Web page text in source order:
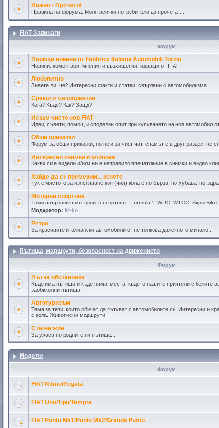
Важно - Прочети!
Правила на форума. Моля всички потребители да прочетат...
FIAT Завинаги
Форум
Парещи новини от Fabbrica Italiana Automobili Torino
Новини, коментари, мнения и възхищения, идващи от FIAT.
Любопитно
Знаете ли, че? Интересни факти и статии, свързани с автомобилизма.
Срещи и мероприятия
Кога? Къде? Как? Защо?
Искам чисто нов FIAT
Идеи, съвети, помощ и споделен опит при купуването на нов автомобил
Общи приказки
Форум за общи приказки, но не и за чист чат, спамът е в друг раздел, не
Интересни снимки и клипове
Какво сме видели и/или ни е направило впечатление в снимки и видео
Хайде да си премерим... конете
Тук е мястото за изясняване коя (чия) кола е по-бърза, по-хубава, по-
Моторни спортове
Теми свързани с моторните спортове - Formula 1, WRC, WТСС,
Модератор: hit-ko
Ретро
За красивите италиански автомобили от не толкова далечното минало...
Пътища, маршрути, безoпaсност на движението
Форум
Пътна обстановка
Къде има пътища и къде няма, места, където нашите приятели с белите
заобиколни пътища.
Автотуризъм
Тема за тези, които обичат да пътуват с автомобилите си. Интересни и
с кола. Живописни маршрути.
Стигни жив
За ужаса по родните ни пътища...
Модели
Форум
FIAT Ritmo/Regata
FIAT Uno/Tipo/Tempra
FIAT Punto Mk1/Punto Mk2/Grande Punto